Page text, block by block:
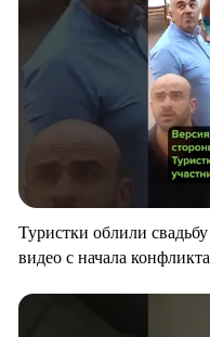
Туристки облили
видео с начала